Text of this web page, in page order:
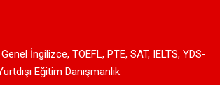
İngilizce, TOEFL, PTE, SAT, IELTS, YDS-
Eğitim Danışmanlık